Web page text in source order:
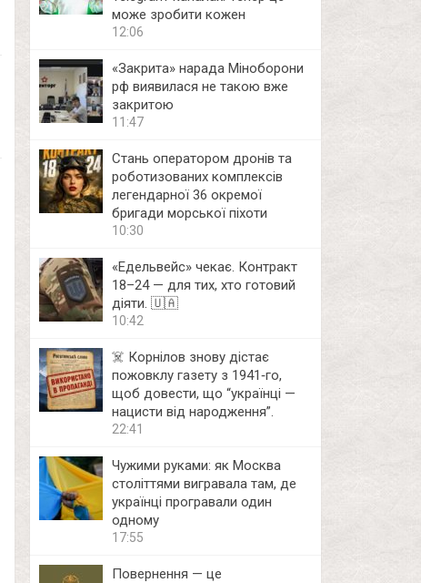
може зробити кожен
12:06
«Закрита» нарада Міноборони
рф виявилася не такою вже
закритою
11:47
Стань оператором дронів та
роботизованих комплексів
легендарної 36 окремої
бригади морської піхоти
10:30
«Едельвейс» чекає. Контракт
18–24 — для тих, хто готовий
діяти. 🇺🇦
10:42
☠️ Корнілов знову дістає
пожовклу газету з 1941‑го,
щоб довести, що “українці —
нацисти від народження”.
22:41
Чужими руками: як Москва
століттями вигравала там, де
українці програвали один
одному
17:55
Повернення — це